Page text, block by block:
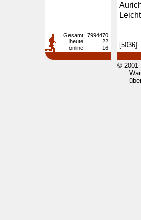
[5036]
Gesamt: 7994470
heute:
22
online:
16
© 2001